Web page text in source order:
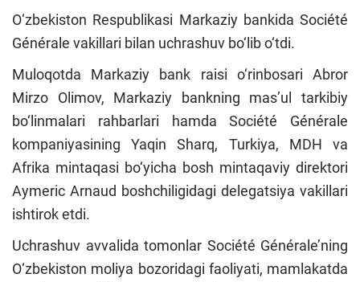
O‘zbekiston Respublikasi Markaziy bankida Société
Générale vakillari bilan uchrashuv bo‘lib o‘tdi.
Muloqotda Markaziy bank raisi o‘rinbosari Abror
Mirzo Olimov, Markaziy bankning mas’ul tarkibiy
bo‘linmalari rahbarlari hamda Société Générale
kompaniyasining Yaqin Sharq, Turkiya, MDH va
Afrika mintaqasi bo‘yicha bosh mintaqaviy direktori
Aymeric Arnaud boshchiligidagi delegatsiya vakillari
ishtirok etdi.
Uchrashuv avvalida tomonlar Société Générale’ning
O‘zbekiston moliya bozoridagi faoliyati, mamlakatda